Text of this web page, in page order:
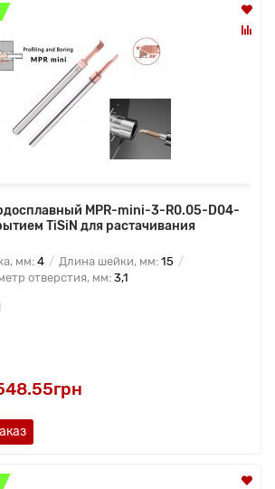
MPR-mini-3-R0.05-D04-
TiSiN для растачивания
мм: 4 Длина шейки, мм: 15
отверстия, мм: 3,1